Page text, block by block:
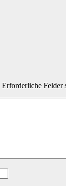
Erforderliche Felder